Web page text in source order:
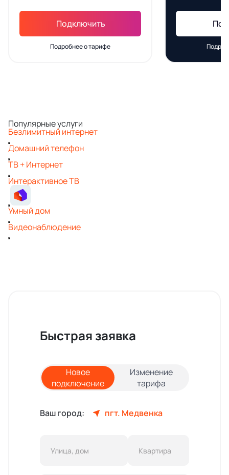
Подключить
Подробнее о тарифе
Популярные услуги
Безлимитный интернет
Домашний телефон
ТВ + Интернет
Интерактивное ТВ
Умный дом
Видеонаблюдение
Быстрая заявка
Новое
подключение
Изменение
тарифа
Ваш город: пгт. Медвенка